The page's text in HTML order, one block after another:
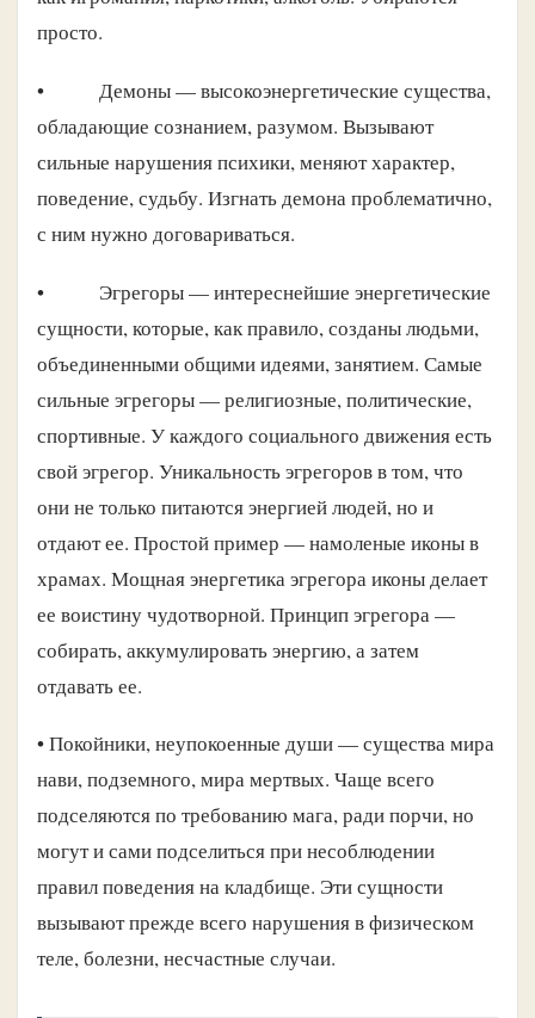
просто.
• Демоны — высокоэнергетические существа,
обладающие сознанием, разумом. Вызывают
сильные нарушения психики, меняют характер,
поведение, судьбу. Изгнать демона проблематично,
с ним нужно договариваться.
• Эгрегоры — интереснейшие энергетические
сущности, которые, как правило, созданы людьми,
объединенными общими идеями, занятием. Самые
сильные эгрегоры — религиозные, политические,
спортивные. У каждого социального движения есть
свой эгрегор. Уникальность эгрегоров в том, что
они не только питаются энергией людей, но и
отдают ее. Простой пример — намоленые иконы в
храмах. Мощная энергетика эгрегора иконы делает
ее воистину чудотворной. Принцип эгрегора —
собирать, аккумулировать энергию, а затем
отдавать ее.
• Покойники, неупокоенные души — существа мира
нави, подземного, мира мертвых. Чаще всего
подселяются по требованию мага, ради порчи, но
могут и сами подселиться при несоблюдении
правил поведения на кладбище. Эти сущности
вызывают прежде всего нарушения в физическом
теле, болезни, несчастные случаи.